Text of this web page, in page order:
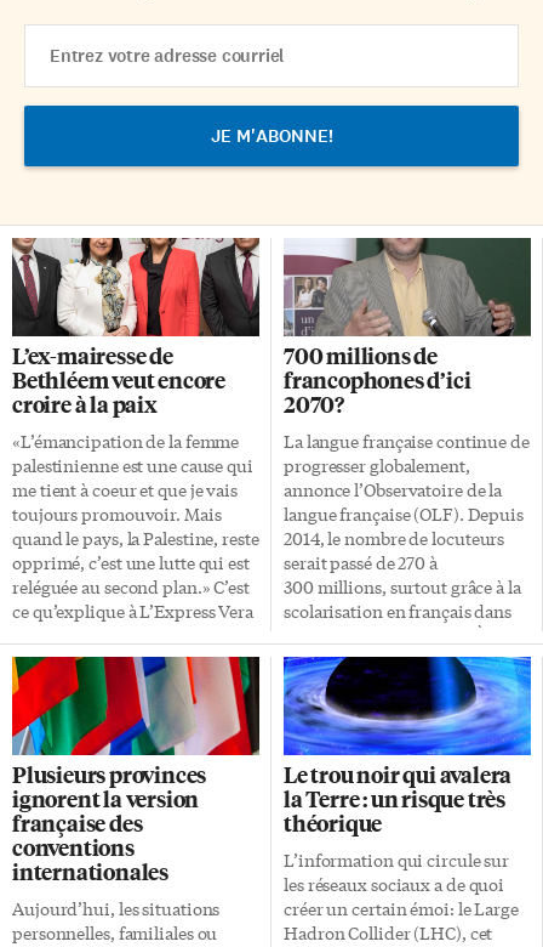
Address
L’ex-mairesse de
Bethléem veut encore
croire à la paix
«L’émancipation de la femme
palestinienne est une cause qui
me tient à coeur et que je vais
toujours promouvoir. Mais
quand le pays, la Palestine, reste
opprimé, c’est une lutte qui est
reléguée au second plan.» C’est
ce qu’explique à L’Express Vera
mairesse de Bethléem, en poste
de 2012 à 2017, de passage à
Toronto le 30 octobre pour y
recevoir un prix de la fondation
Daughters for Life, lors de son
6e gala annuel au Carlu. Cet
organisme, créé par un
médecin-obstétricien
palestinien, Izzeldin Abuelaish,
qui a perdu ses trois filles dans
un bombardement israélien […]
700 millions de
francophones d’ici
2070?
La langue française continue de
progresser globalement,
annonce l’Observatoire de la
langue française (OLF). Depuis
2014, le nombre de locuteurs
serait passé de 270 à
300 millions, surtout grâce à la
scolarisation en français dans
l’Afrique subsaharienne. À ce
rythme, il y aurait 700 millions
de francophones dans une
cinquantaine d’années. La
francophonie canadienne
profite de cet avancement par
l’immigration, même si elle
continue à nourrir une
angoisse face à l’avenir. «On
pourrait célébrer le fait que le
français est une langue
foncièrement vivante»,
souligne l’auteur et
Plusieurs provinces
ignorent la version
française des
conventions
internationales
Aujourd’hui, les situations
personnelles, familiales ou
Le trou noir qui avalera
la Terre : un risque très
théorique
L’information qui circule sur
les réseaux sociaux a de quoi
créer un certain émoi: le Large
Hadron Collider (LHC), cet